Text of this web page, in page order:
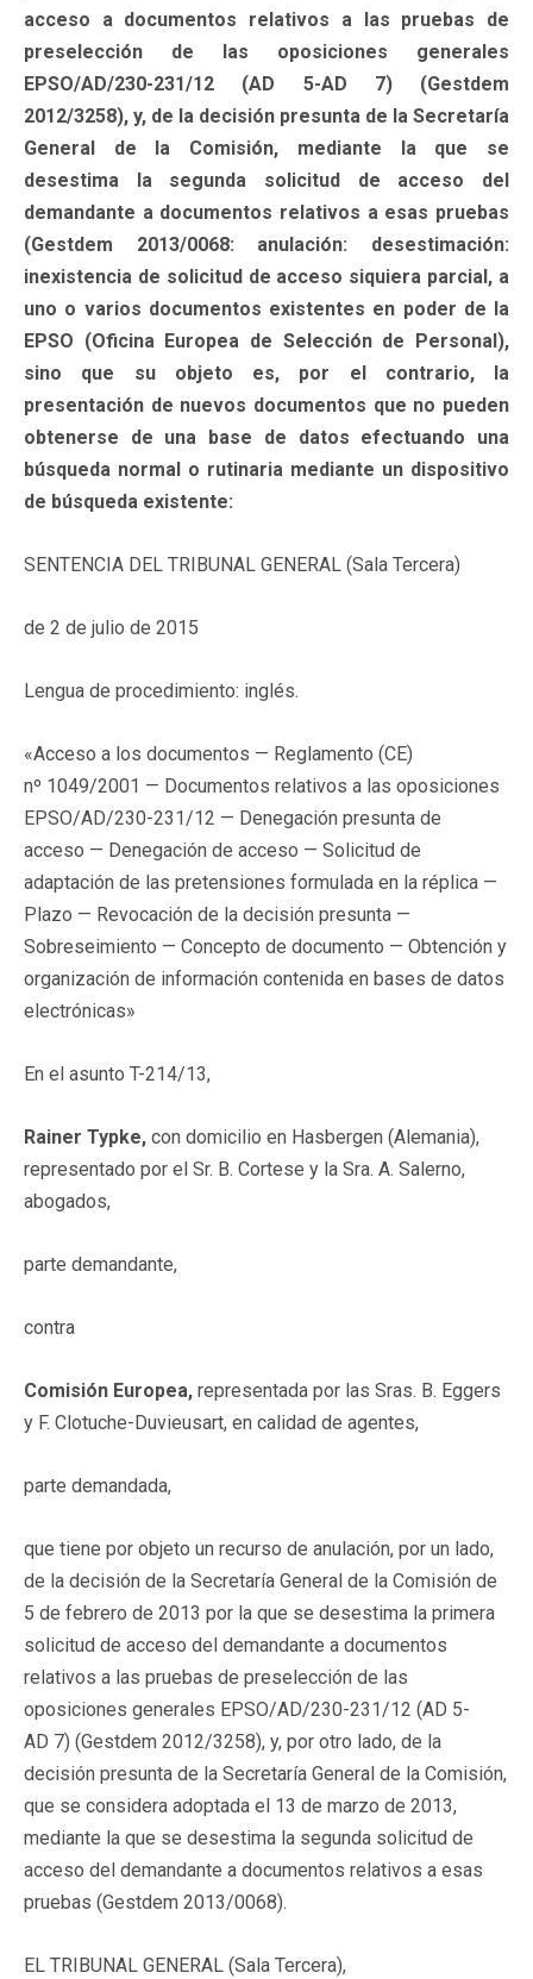
acceso a documentos relativos a las pruebas de
preselección de las oposiciones generales
EPSO/AD/230-231/12 (AD 5-AD 7) (Gestdem
2012/3258), y, de la decisión presunta de la Secretaría
General de la Comisión, mediante la que se
desestima la segunda solicitud de acceso del
demandante a documentos relativos a esas pruebas
(Gestdem 2013/0068: anulación: desestimación:
inexistencia de solicitud de acceso siquiera parcial, a
uno o varios documentos existentes en poder de la
EPSO (Oficina Europea de Selección de Personal),
sino que su objeto es, por el contrario, la
presentación de nuevos documentos que no pueden
obtenerse de una base de datos efectuando una
búsqueda normal o rutinaria mediante un dispositivo
de búsqueda existente:
SENTENCIA DEL TRIBUNAL GENERAL (Sala Tercera)
de 2 de julio de 2015
Lengua de procedimiento: inglés.
«Acceso a los documentos — Reglamento (CE)
nº 1049/2001 — Documentos relativos a las oposiciones
EPSO/AD/230-231/12 — Denegación presunta de
acceso — Denegación de acceso — Solicitud de
adaptación de las pretensiones formulada en la réplica —
Plazo — Revocación de la decisión presunta —
Sobreseimiento — Concepto de documento — Obtención y
organización de información contenida en bases de datos
electrónicas»
En el asunto T-214/13,
Rainer Typke, con domicilio en Hasbergen (Alemania),
representado por el Sr. B. Cortese y la Sra. A. Salerno,
abogados,
parte demandante,
contra
Comisión Europea, representada por las Sras. B. Eggers
y F. Clotuche-Duvieusart, en calidad de agentes,
parte demandada,
que tiene por objeto un recurso de anulación, por un lado,
de la decisión de la Secretaría General de la Comisión de
5 de febrero de 2013 por la que se desestima la primera
solicitud de acceso del demandante a documentos
relativos a las pruebas de preselección de las
oposiciones generales EPSO/AD/230-231/12 (AD 5-
AD 7) (Gestdem 2012/3258), y, por otro lado, de la
decisión presunta de la Secretaría General de la Comisión,
que se considera adoptada el 13 de marzo de 2013,
mediante la que se desestima la segunda solicitud de
acceso del demandante a documentos relativos a esas
pruebas (Gestdem 2013/0068).
EL TRIBUNAL GENERAL (Sala Tercera),